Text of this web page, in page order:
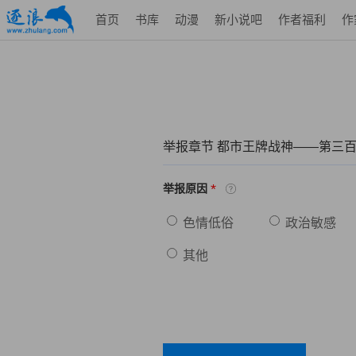
首页 书库 动漫 新小说吧 作者福利 作
举报章节 都市王牌战神——第三
举报原因 *
色情低俗 政治敏感
其他